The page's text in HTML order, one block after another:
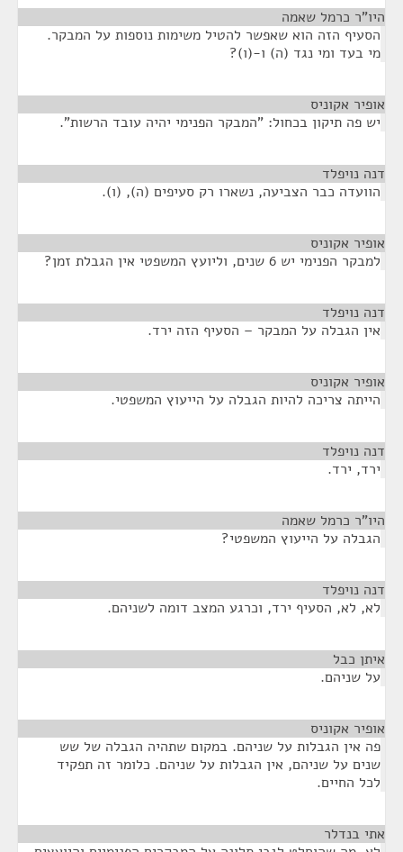
היו"ר כרמל שאמה
הסעיף הזה הוא שאפשר להטיל משימות נוספות על המבקר.
מי בעד ומי נגד (ה) ו-(ו)?
אופיר אקוניס
יש פה תיקון בכחול: "המבקר הפנימי יהיה עובד הרשות".
דנה נויפלד
הוועדה כבר הצביעה, נשארו רק סעיפים (ה), (ו).
אופיר אקוניס
למבקר הפנימי יש 6 שנים, וליועץ המשפטי אין הגבלת זמן?
דנה נויפלד
אין הגבלה על המבקר – הסעיף הזה ירד.
אופיר אקוניס
הייתה צריכה להיות הגבלה על הייעוץ המשפטי.
דנה נויפלד
ירד, ירד.
היו"ר כרמל שאמה
הגבלה על הייעוץ המשפטי?
דנה נויפלד
לא, לא, הסעיף ירד, וכרגע המצב דומה לשניהם.
איתן כבל
על שניהם.
אופיר אקוניס
פה אין הגבלות על שניהם. במקום שתהיה הגבלה של שש
שנים על שניהם, אין הגבלות על שניהם. כלומר זה תפקיד
לכל החיים.
אתי בנדלר